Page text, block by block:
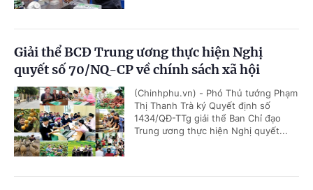
Giải thể BCĐ Trung ương thực hiện Nghị
quyết số 70/NQ-CP về chính sách xã hội
(Chinhphu.vn) - Phó Thủ tướng Phạm
Thị Thanh Trà ký Quyết định số
1434/QĐ-TTg giải thể Ban Chỉ đạo
Trung ương thực hiện Nghị quyết...